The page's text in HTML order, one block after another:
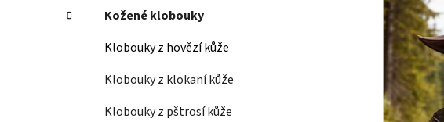
s
e
Kožené klobouky
Klobouky z hovězí kůže
Klobouky z klokaní kůže
Klobouky z pštrosí kůže